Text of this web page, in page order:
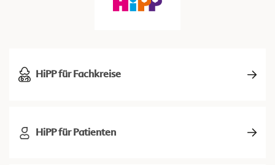
HiPP für Fachkreise
HiPP für Patienten